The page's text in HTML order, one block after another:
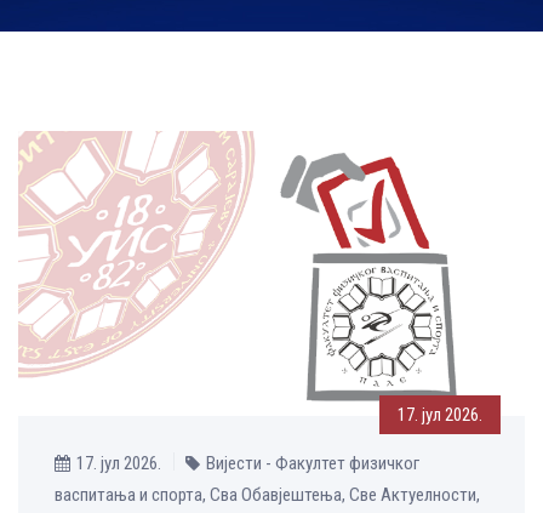
17. јул 2026.
17. јул 2026.
Вијести - Факултет физичког
васпитања и спорта, Сва Обавјештења, Све Aктуелности,